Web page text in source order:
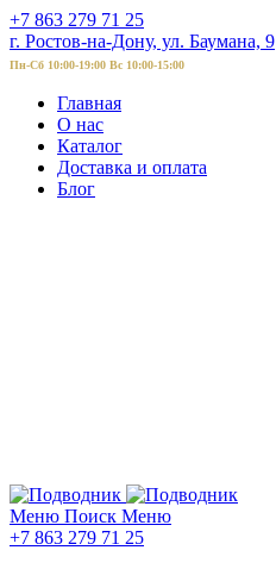
+7 863 279 71 25
г. Ростов-на-Дону, ул. Баумана, 9
Пн-Сб 10:00-19:00 Вс 10:00-15:00
Главная
О нас
Каталог
Доставка и оплата
Блог
Меню Поиск Меню
+7 863 279 71 25